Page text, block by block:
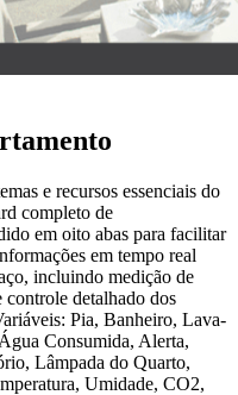
e recursos essenciais do
completo de
em oito abas para facilitar
em tempo real
incluindo medição de
controle detalhado dos
Pia, Banheiro, Lava-
Consumida, Alerta,
Lâmpada do Quarto,
Umidade, CO2,